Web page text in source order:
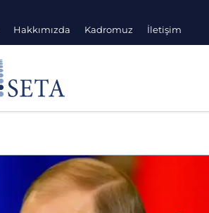
Hakkımızda Kadromuz İletişim